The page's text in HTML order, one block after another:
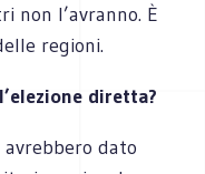
non l’avranno. È
regioni.
diretta?
dato